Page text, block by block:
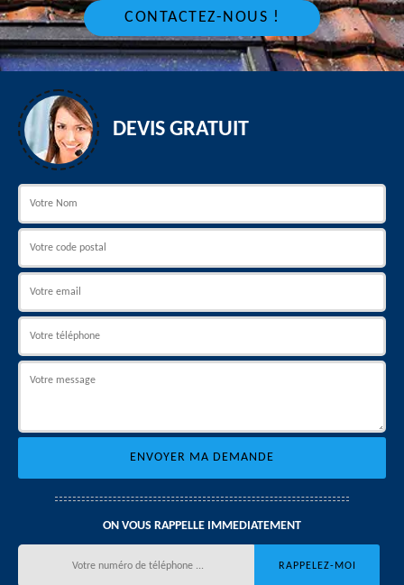
CONTACTEZ-NOUS !
DEVIS GRATUIT
ON VOUS RAPPELLE IMMEDIATEMENT